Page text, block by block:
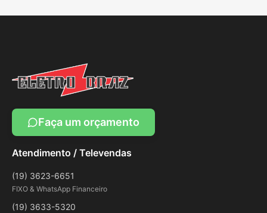
Faça um orçamento
Atendimento / Televendas
(19) 3623-6651
FIXO & WhatsApp Financeiro
(19) 3633-5320